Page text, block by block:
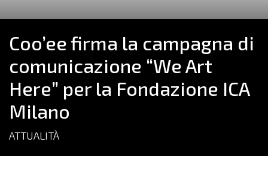
Coo’ee firma la campagna di
comunicazione “We Art
Here” per la Fondazione ICA
Milano
ATTUALITÀ